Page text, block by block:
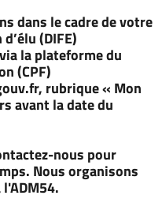
dans le cadre de votre
(DIFE)
la plateforme du
(CPF)
rubrique « Mon
avant la date du
nous pour
Nous organisons